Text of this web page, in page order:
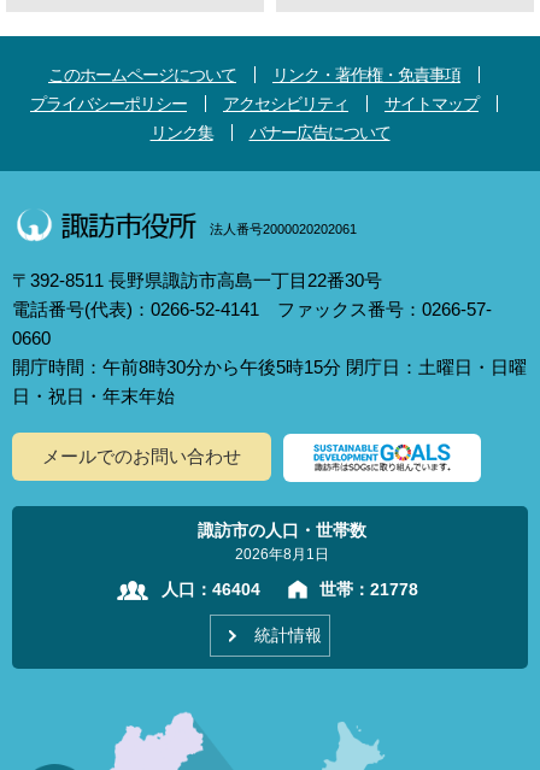
このホームページについて
リンク・著作権・免責事項
プライバシーポリシー
アクセシビリティ
サイトマップ
リンク集
バナー広告について
法人番号2000020202061
〒392-8511 長野県諏訪市高島一丁目22番30号
電話番号(代表)：0266-52-4141 ファックス番号：0266-57-
0660
開庁時間：午前8時30分から午後5時15分 閉庁日：土曜日・日曜
日・祝日・年末年始
メールでのお問い合わせ
諏訪市の人口・世帯数
2026年8月1日
人口： 46404 世帯： 21778
統計情報